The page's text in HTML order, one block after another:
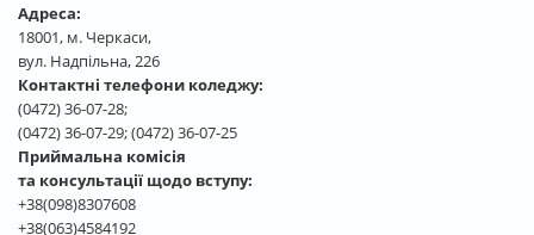
Адреса:
18001, м. Черкаси,
вул. Надпільна, 226
Контактні телефони коледжу:
(0472) 36-07-28;
(0472) 36-07-29; (0472) 36-07-25
Приймальна комісія
та консультації щодо вступу:
+38(098)8307608
+38(063)4584192